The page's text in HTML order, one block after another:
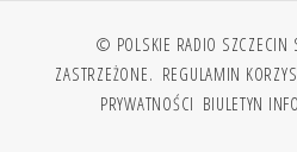
© POLSKIE RADIO SZCZECIN
ZASTRZEŻONE. REGULAMIN
PRYWATNOŚCI BIULETYN